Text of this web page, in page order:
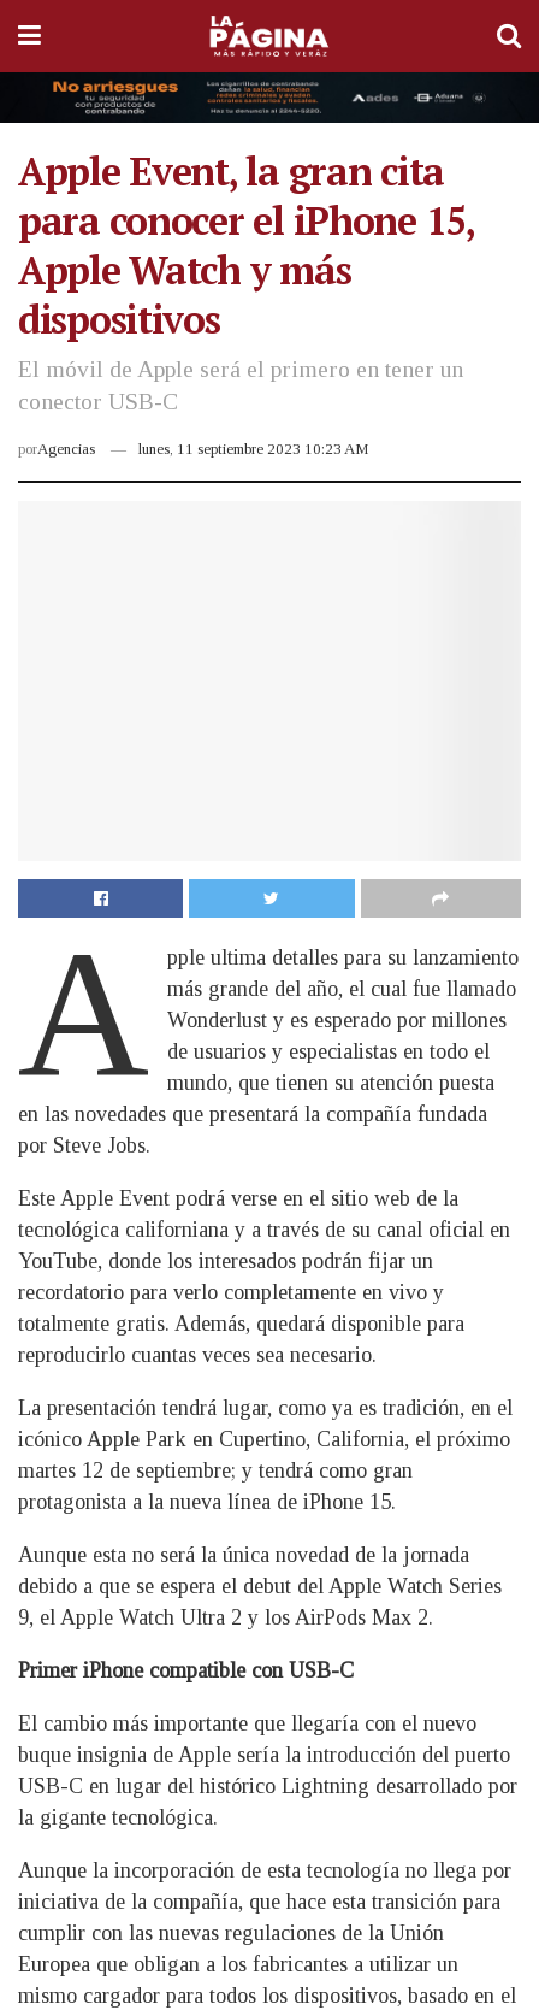
Apple Event, la gran cita
para conocer el iPhone 15,
Apple Watch y más
dispositivos
El móvil de Apple será el primero en tener un
conector USB-C
porAgencias lunes, 11 septiembre 2023 10:23 AM
A
pple ultima detalles para su lanzamiento
más grande del año, el cual fue llamado
Wonderlust y es esperado por millones
de usuarios y especialistas en todo el
mundo, que tienen su atención puesta
en las novedades que presentará la compañía fundada
por Steve Jobs.
Este Apple Event podrá verse en el sitio web de la
tecnológica californiana y a través de su canal oficial en
YouTube, donde los interesados podrán fijar un
recordatorio para verlo completamente en vivo y
totalmente gratis. Además, quedará disponible para
reproducirlo cuantas veces sea necesario.
La presentación tendrá lugar, como ya es tradición, en el
icónico Apple Park en Cupertino, California, el próximo
martes 12 de septiembre; y tendrá como gran
protagonista a la nueva línea de iPhone 15.
Aunque esta no será la única novedad de la jornada
debido a que se espera el debut del Apple Watch Series
9, el Apple Watch Ultra 2 y los AirPods Max 2.
Primer iPhone compatible con USB-C
El cambio más importante que llegaría con el nuevo
buque insignia de Apple sería la introducción del puerto
USB-C en lugar del histórico Lightning desarrollado por
la gigante tecnológica.
Aunque la incorporación de esta tecnología no llega por
iniciativa de la compañía, que hace esta transición para
cumplir con las nuevas regulaciones de la Unión
Europea que obligan a los fabricantes a utilizar un
mismo cargador para todos los dispositivos, basado en el